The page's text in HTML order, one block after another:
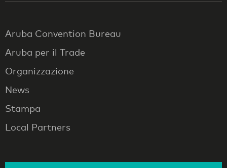
Aruba Convention Bureau
Aruba per il Trade
Organizzazione
News
Stampa
Local Partners